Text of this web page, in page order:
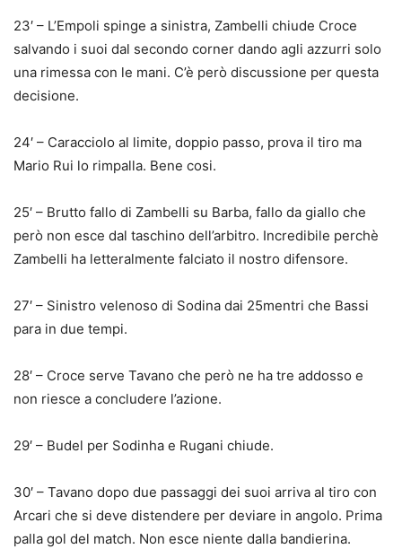
23′ – L’Empoli spinge a sinistra, Zambelli chiude Croce
salvando i suoi dal secondo corner dando agli azzurri solo
una rimessa con le mani. C’è però discussione per questa
decisione.
24′ – Caracciolo al limite, doppio passo, prova il tiro ma
Mario Rui lo rimpalla. Bene cosi.
25′ – Brutto fallo di Zambelli su Barba, fallo da giallo che
però non esce dal taschino dell’arbitro. Incredibile perchè
Zambelli ha letteralmente falciato il nostro difensore.
27′ – Sinistro velenoso di Sodina dai 25mentri che Bassi
para in due tempi.
28′ – Croce serve Tavano che però ne ha tre addosso e
non riesce a concludere l’azione.
29′ – Budel per Sodinha e Rugani chiude.
30′ – Tavano dopo due passaggi dei suoi arriva al tiro con
Arcari che si deve distendere per deviare in angolo. Prima
palla gol del match. Non esce niente dalla bandierina.